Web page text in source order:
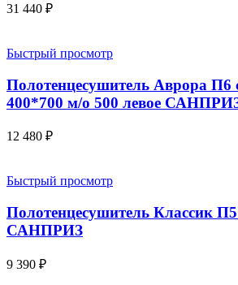
31 440 ₽
Быстрый просмотр
Полотенцесушитель Аврора П6
400*700 м/о 500 левое
12 480 ₽
Быстрый просмотр
Полотенцесушитель Классик
САНПРИЗ
9 390 ₽